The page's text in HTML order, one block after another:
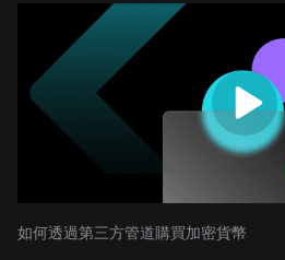
如何透過第三方管道購買加密貨幣